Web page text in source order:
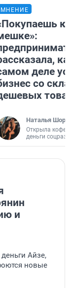
МНЕНИЕ
деле
со
Наталья
Открыла
деньги
и
Айзе,
новые